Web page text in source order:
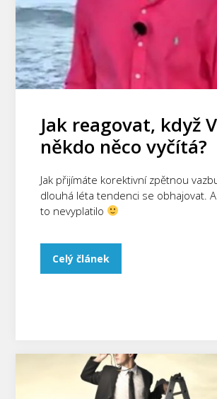
Jak reagovat, když
někdo něco vyčítá?
Jak přijímáte korektivní zpětnou
dlouhá léta tendenci se obhajovat.
to nevyplatilo
Celý článek